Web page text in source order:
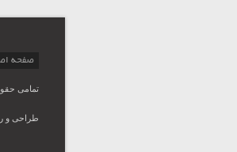
صفحه
تمامی
طراحی و